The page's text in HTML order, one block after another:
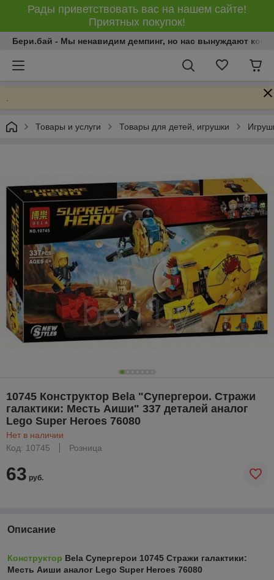
Рады приветствовать вас на нашем сайте!
Приятных покупок!
Бери.бай - Мы ненавидим демпинг, но нас вынуждают
Товары и услуги Товары для детей, игрушки
10745 Конструктор Bela "Супергерои. Стражи
галактики: Месть Аиши" 337 деталей аналог
Lego Super Heroes 76080
Нет в наличии
Код: 10745
Розница
63 руб.
Описание
Конструктор Bela Супергерои 10745 Стражи галактики:
Месть Аиши аналог Lego Super Heroes 76080